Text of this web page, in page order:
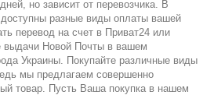
но зависит от перевозчика. В
разные виды оплаты вашей
перевод на счет в Приват24 или
выдачи Новой Почты в вашем
Украины. Покупайте различные виды
мы предлагаем совершенно
товар. Пусть Ваша покупка в нашем